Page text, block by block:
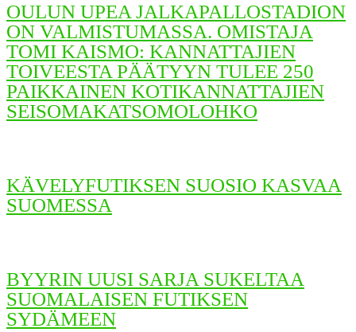
OULUN UPEA JALKAPALLOSTADION
ON VALMISTUMASSA. OMISTAJA
TOMI KAISMO: KANNATTAJIEN
TOIVEESTA PÄÄTYYN TULEE 250
PAIKKAINEN KOTIKANNATTAJIEN
SEISOMAKATSOMOLOHKO
KÄVELYFUTIKSEN SUOSIO KASVAA
SUOMESSA
BYYRIN UUSI SARJA SUKELTAA
SUOMALAISEN FUTIKSEN
SYDÄMEEN